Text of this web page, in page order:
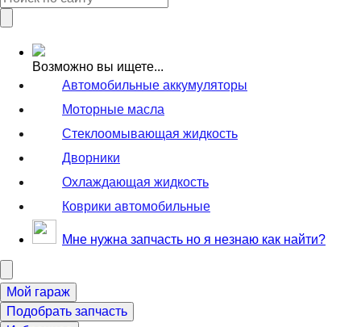
Возможно вы ищете...
Автомобильные аккумуляторы
Моторные масла
Стеклоомывающая жидкость
Дворники
Охлаждающая жидкость
Коврики автомобильные
Мне нужна запчасть но я незнаю как найти?